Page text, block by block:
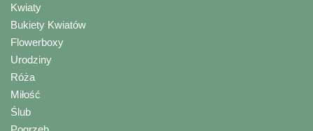
Kwiaty
Bukiety Kwiatów
Flowerboxy
Urodziny
Róża
Miłość
Ślub